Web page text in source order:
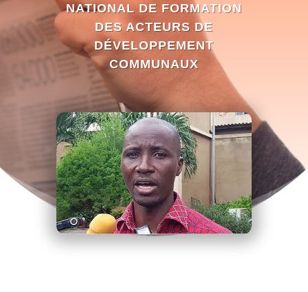
NATIONAL DE FORMATION
DES ACTEURS DE
DÉVELOPPEMENT
COMMUNAUX